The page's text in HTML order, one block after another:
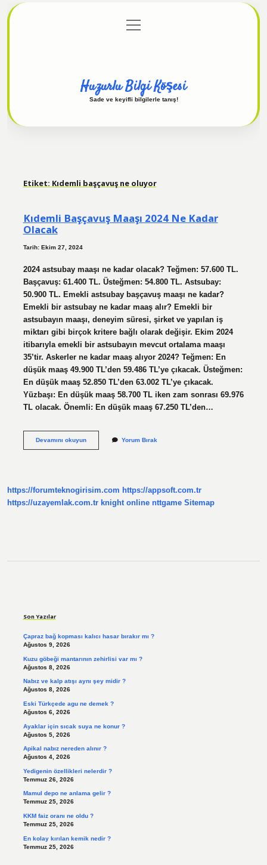
Gizlilik Politikası
menüyü
aç
Huzurlu Bilgi Köşesi
Sade ve keyifli bilgilerle tanış!
Etiket: Kıdemli başçavuş ne oluyor
Kıdemli Başçavuş Maaşı 2024 Ne Kadar
Olacak
Tarih: Ekim 27, 2024
2024 astsubay maaşı ne kadar olacak? Teğmen: 57.600 TL.
Başçavuş: 61.400 TL. Üsteğmen: 54.800 TL. Astsubay:
50.900 TL. Emekli astsubay başçavuş maaşı ne kadar?
Emekli bir astsubay ne kadar maaş alır? Emekli bir
astsubayın maaşı, deneyim süresi, şirket ve yapılan iş
miktarı gibi birçok kritere bağlı olarak değişir. Ekim 2024
itibarıyla emekli bir astsubayın mevcut ortalama maaşı
35’tir. Askerler ne kadar maaş alıyor 2024? Teğmen: En
düşük maaş 49.900 TL’den 59.486 TL’ye çıkacak. Üsteğmen:
En düşük maaş 52.850 TL’den 63.002 TL’ye çıkacak.
Yüzbaşı: En düşük maaş 58.700 TL iken zam sonrası 69.976
TL olacak. Önemli: En düşük maaş 67.250 TL’den…
Devamını okuyunKıdemli
Olacak
Yorum Bırak
https://forumteknogirisim.com https://appsoft.com.tr
https://uzayemlak.com.tr knight online nttgame Sitemap
Son Yazılar
Çapraz bağ kopması kalıcı hasar bırakır mı ?
Ağustos 9, 2026
Kuzu göbeği mantarının zehirlisi var mı ?
Ağustos 8, 2026
Nabız ve kalp atışı aynı şey midir ?
Ağustos 8, 2026
Eski Türkçede agu ne demek ?
Ağustos 6, 2026
Ayaklar için sıcak suya ne konur ?
Ağustos 5, 2026
Apikal nabız nereden alınır ?
Ağustos 4, 2026
Yedigenin özellikleri nelerdir ?
Temmuz 26, 2026
Mamul depo ne anlama gelir ?
Temmuz 25, 2026
KKM faiz oranı ne oldu ?
Temmuz 25, 2026
En kolay kırılan kemik nedir ?
Temmuz 25, 2026